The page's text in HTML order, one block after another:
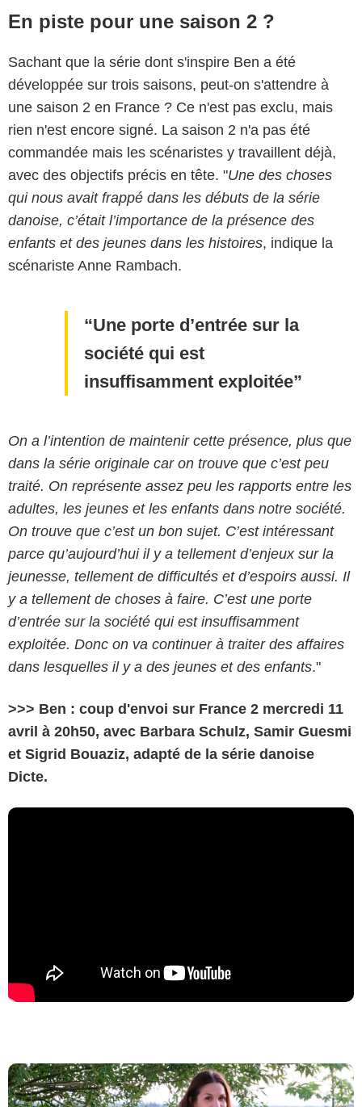
En piste pour une saison 2 ?
Sachant que la série dont s'inspire Ben a été
développée sur trois saisons, peut-on s'attendre à
une saison 2 en France ? Ce n'est pas exclu, mais
rien n'est encore signé. La saison 2 n'a pas été
commandée mais les scénaristes y travaillent déjà,
avec des objectifs précis en tête. "Une des choses
qui nous avait frappé dans les débuts de la série
danoise, c’était l’importance de la présence des
enfants et des jeunes dans les histoires, indique la
scénariste Anne Rambach.
Une porte d’entrée sur la
société qui est
insuffisamment exploitée
On a l’intention de maintenir cette présence, plus que
dans la série originale car on trouve que c’est peu
traité. On représente assez peu les rapports entre les
adultes, les jeunes et les enfants dans notre société.
On trouve que c’est un bon sujet. C’est intéressant
parce qu’aujourd’hui il y a tellement d’enjeux sur la
jeunesse, tellement de difficultés et d’espoirs aussi. Il
y a tellement de choses à faire. C’est une porte
d’entrée sur la société qui est insuffisamment
exploitée. Donc on va continuer à traiter des affaires
dans lesquelles il y a des jeunes et des enfants."
>>> Ben : coup d'envoi sur France 2 mercredi 11
avril à 20h50, avec Barbara Schulz, Samir Guesmi
et Sigrid Bouaziz, adapté de la série danoise
Dicte.